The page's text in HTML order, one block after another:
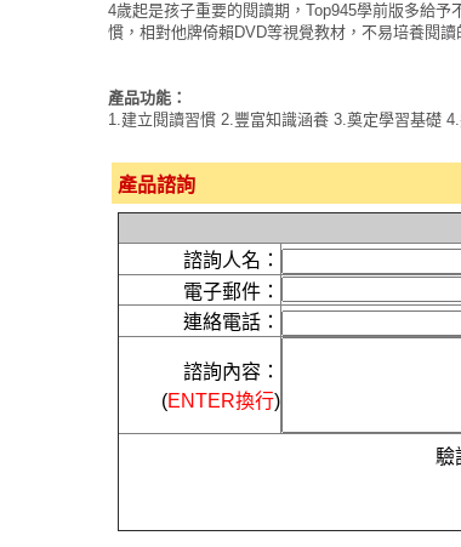
4歲起是孩子重要的閱讀期，Top945學前版多給
慣，相對他牌倚賴DVD等視覺教材，不易培養閱
產品功能：
1.建立閱讀習慣 2.豐富知識涵養 3.奠定學習基
產品諮詢
諮詢人名：
電子郵件：
連絡電話：
諮詢內容：
(ENTER換行)
驗